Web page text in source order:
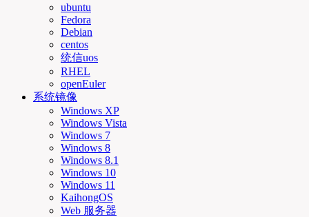
ubuntu
Fedora
Debian
centos
统信uos
RHEL
openEuler
系统镜像
Windows XP
Windows Vista
Windows 7
Windows 8
Windows 8.1
Windows 10
Windows 11
KaihongOS
Web 服务器